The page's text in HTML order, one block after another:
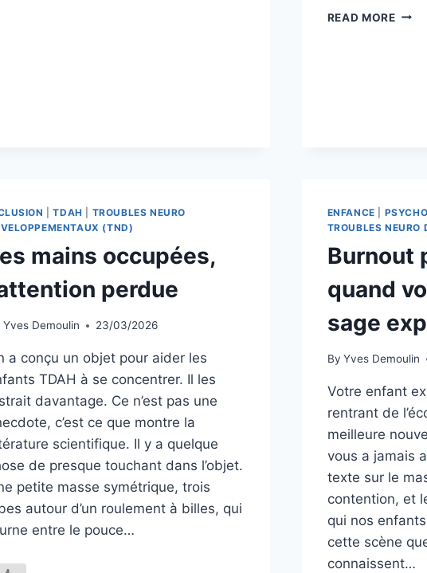
READ MORE
|TDAH
TROUBLES NEURO
(TND)
mains occupées,
perdue
Yves Demoulin 23/03/2026
a conçu un objet pour aider les
TDAH à se concentrer. Il les
davantage. Ce n’est pas une
c’est ce que montre la
scientifique. Il y a quelque
de presque touchant dans l’objet.
petite masse symétrique, trois
autour d’un roulement à billes, qui
entre le pouce…
ENFANCE
TROUBLES NEURO
Burnout
quand
sage
By Yves Demoulin
Votre enfant
rentrant de
meilleure
vous a jamais
texte sur le
contention, et
qui nos
cette scène
connaissent…